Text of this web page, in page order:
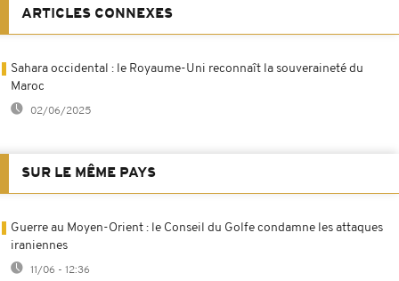
ARTICLES CONNEXES
Sahara occidental : le Royaume-Uni reconnaît la souveraineté du
Maroc
02/06/2025
SUR LE MÊME PAYS
Guerre au Moyen-Orient : le Conseil du Golfe condamne les attaques
iraniennes
11/06 - 12:36